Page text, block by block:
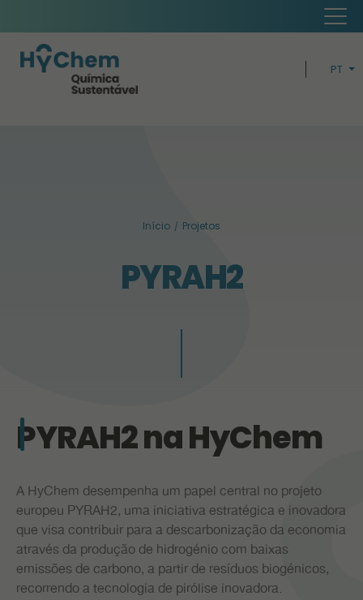
PT
Início Projetos
PYRAH2
PYRAH2 na HyChem
A HyChem desempenha um papel central no projeto
europeu PYRAH2, uma iniciativa estratégica e inovadora
que visa contribuir para a descarbonização da economia
através da produção de hidrogénio com baixas
emissões de carbono, a partir de resíduos biogénicos,
recorrendo a tecnologia de pirólise inovadora.